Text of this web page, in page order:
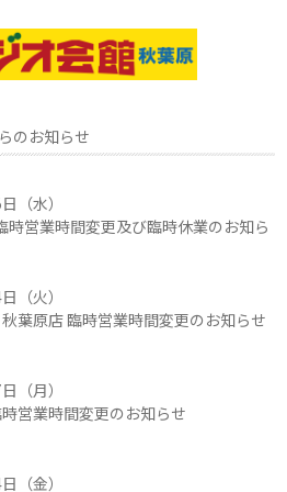
のお知らせ
（水）
時営業時間変更及び臨時休業のお知ら
（火）
秋葉原店 臨時営業時間変更のお知らせ
（月）
営業時間変更のお知らせ
（金）